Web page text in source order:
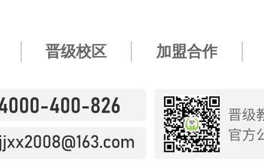
晋级校区 加盟合作